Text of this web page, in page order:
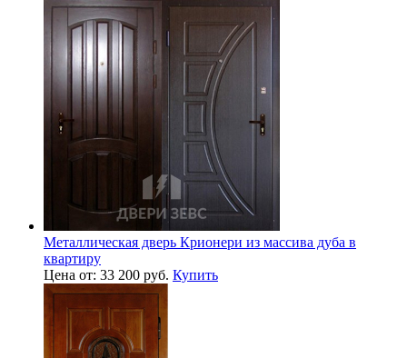
Металлическая дверь Крионери из массива дуба в
квартиру
Цена от: 33 200 руб. Купить